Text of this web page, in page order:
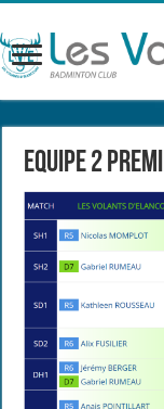
Equipe 2